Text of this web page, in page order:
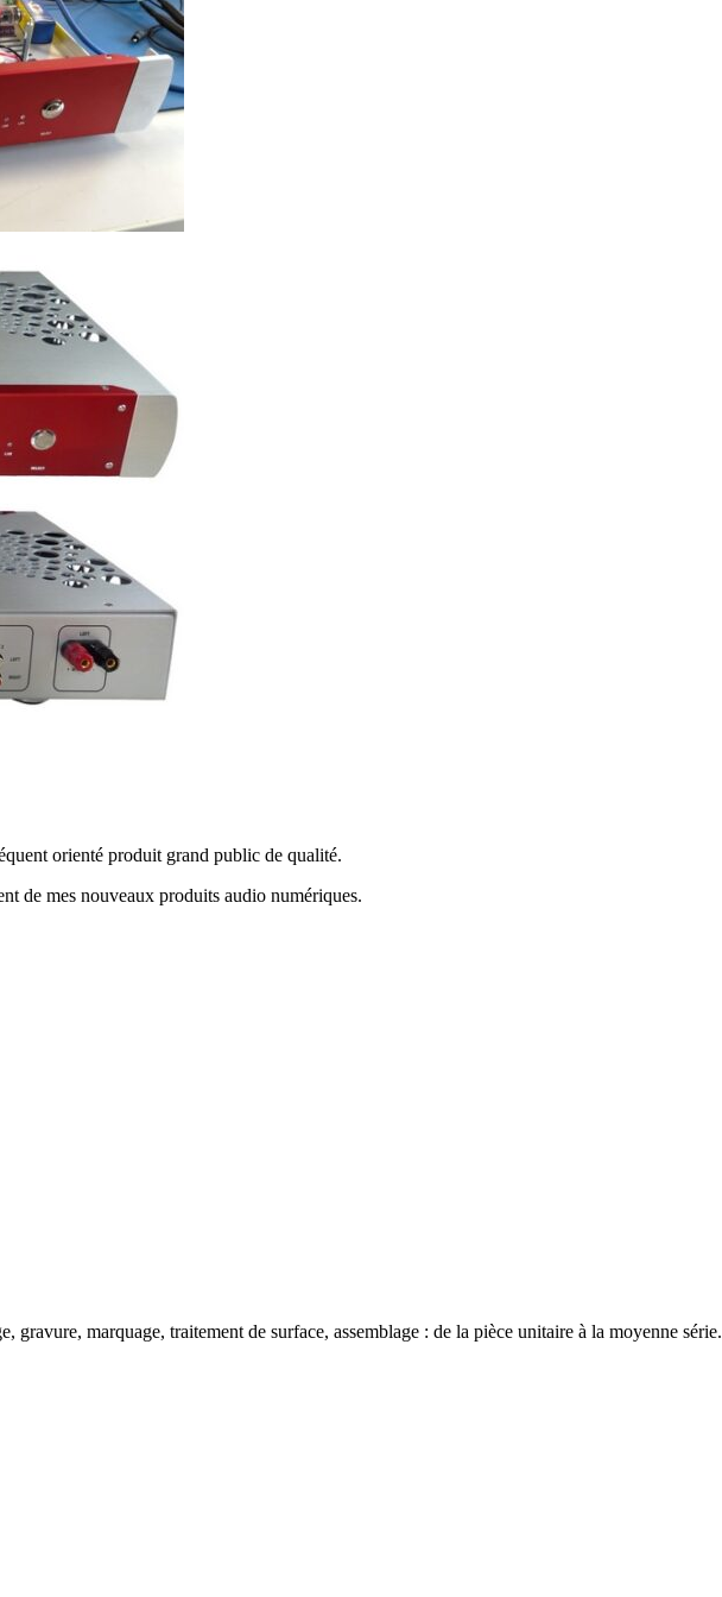
orienté produit grand public de qualité.
de mes nouveaux produits audio numériques.
gravure, marquage, traitement de surface, assemblage : de la pièce unitaire à la moyenne série.